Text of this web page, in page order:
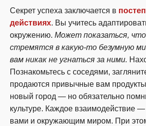
Секрет успеха заключается в
действиях. Вы учитесь
окружению. Может показаться, что
стремятся в какую-то безумную
вам никак не угнаться за ними.
Познакомьтесь с соседями,
продаются привычные вам
новый город — но обязательно
культуре. Каждое взаимодействие
вами и окружающим миром. При